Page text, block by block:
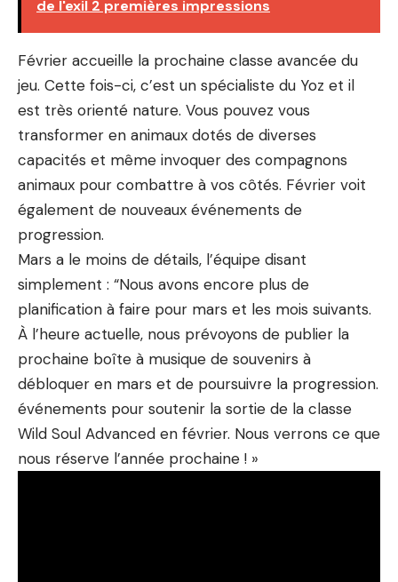
de l'exil 2 premières impressions
Février accueille la prochaine classe avancée du
jeu. Cette fois-ci, c’est un spécialiste du Yoz et il
est très orienté nature. Vous pouvez vous
transformer en animaux dotés de diverses
capacités et même invoquer des compagnons
animaux pour combattre à vos côtés. Février voit
également de nouveaux événements de
progression.
Mars a le moins de détails, l’équipe disant
simplement : “Nous avons encore plus de
planification à faire pour mars et les mois suivants.
À l’heure actuelle, nous prévoyons de publier la
prochaine boîte à musique de souvenirs à
débloquer en mars et de poursuivre la progression.
événements pour soutenir la sortie de la classe
Wild Soul Advanced en février. Nous verrons ce que
nous réserve l’année prochaine ! »